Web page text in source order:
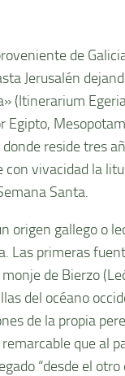
de
Jerusalén
(Itinerarium
Egipto,
reside tres
vivacidad la
Santa.
origen gallego o
Las primeras
de Bierzo
del océano
de la propia
que al
“desde el